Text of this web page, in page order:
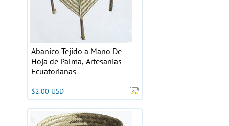
Abanico Tejido a Mano De
Hoja de Palma, Artesanias
Ecuatorianas
$2.00 USD